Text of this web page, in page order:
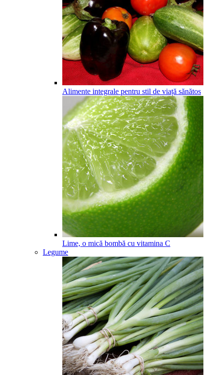
Alimente integrale pentru stil de viață sănătos
Lime, o mică bombă cu vitamina C
Legume